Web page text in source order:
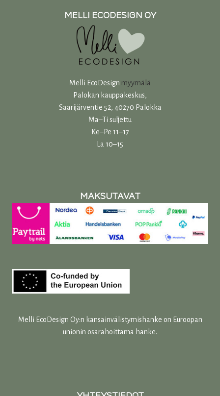
MELLI ECODESIGN OY
Melli EcoDesign myymälä
Palokan kauppakeskus,
Saarijärventie 52, 40270 Palokka
Ma–Ti suljettu
Ke–Pe 11–17
La 10–15
MAKSUTAVAT
Melli EcoDesign Oy:n kansainvälistymishanke on Euroopan
unionin osarahoittama hanke.